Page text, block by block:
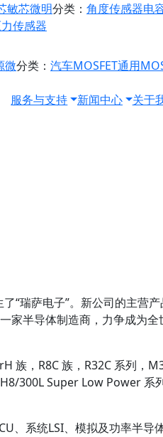
敏芯微明分类： 角度传感器电
传感器
微分类： 汽车MOSFET通用
服务与支持
新闻中心 关于
“瑞萨电子”。新公司的主营
家半导体制造商，力争成为全
族，R8C 族，R32C 系列，
300L Super Low Power 系
、系统LSI、模拟及功率半导